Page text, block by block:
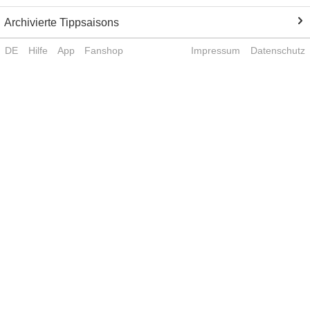
Archivierte Tippsaisons
DE Hilfe App Fanshop Impressum Datenschutz